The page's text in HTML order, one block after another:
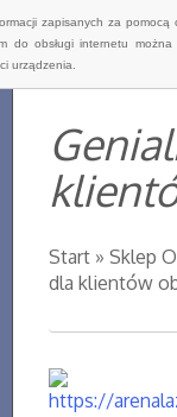
zapisanych za
do obsługi internetu
urządzenia.
Start » Sklep
dla klientów